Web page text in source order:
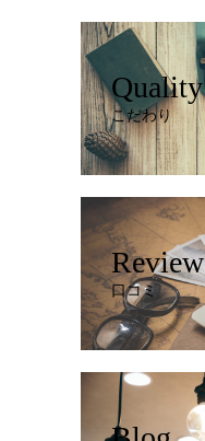
Quality
こだわり
Review
口コミ